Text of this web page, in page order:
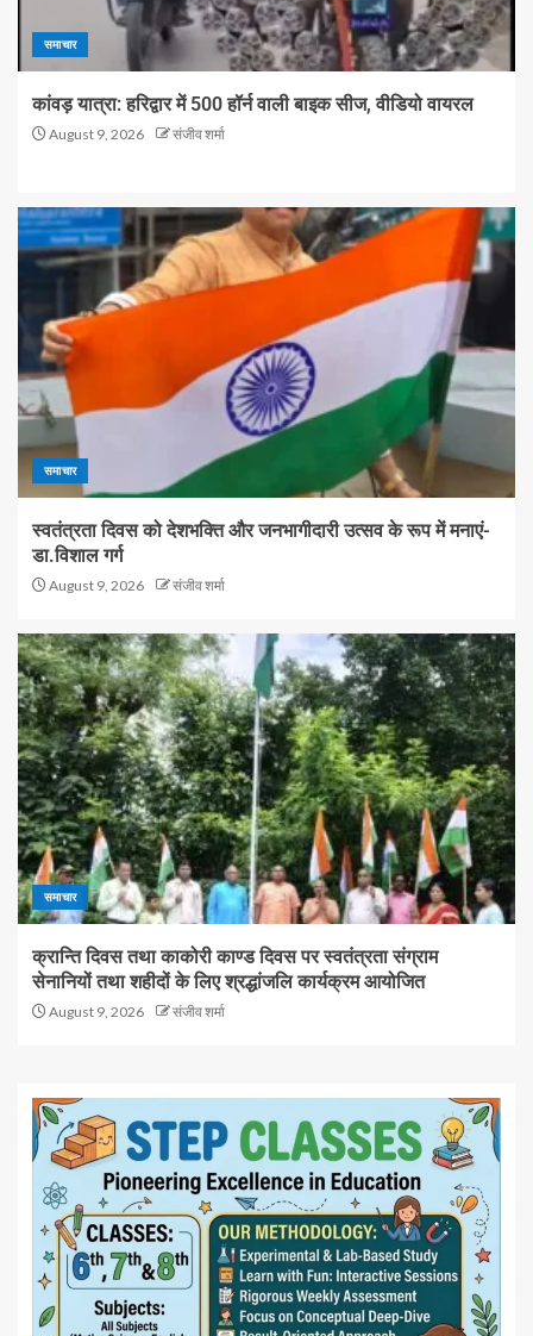
समाचार
कांवड़ यात्रा: हरिद्वार में 500 हॉर्न वाली बाइक सीज, वीडियो वायरल
August 9, 2026 संजीव शर्मा
समाचार
स्वतंत्रता दिवस को देशभक्ति और जनभागीदारी उत्सव के रूप में मनाएं-
डा.विशाल गर्ग
August 9, 2026 संजीव शर्मा
समाचार
क्रान्ति दिवस तथा काकोरी काण्ड दिवस पर स्वतंत्रता संग्राम
सेनानियों तथा शहीदों के लिए श्रद्धांजलि कार्यक्रम आयोजित
August 9, 2026 संजीव शर्मा